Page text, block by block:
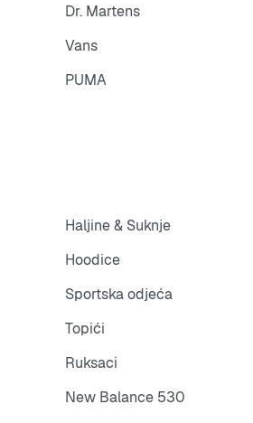
Dr. Martens
Vans
PUMA
Haljine & Suknje
Hoodice
Sportska odjeća
Topići
Ruksaci
New Balance 530